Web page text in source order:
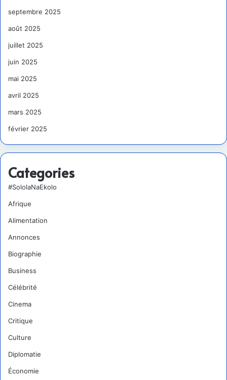
septembre 2025
août 2025
juillet 2025
juin 2025
mai 2025
avril 2025
mars 2025
février 2025
Categories
#SololaNaEkolo
Afrique
Alimentation
Annonces
Biographie
Business
Célébrité
Cinema
Critique
Culture
Diplomatie
Économie